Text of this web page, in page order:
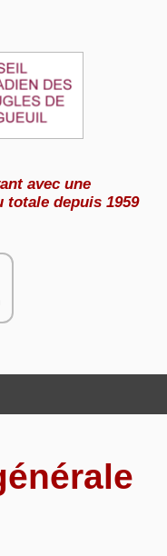
avec une
depuis 1959